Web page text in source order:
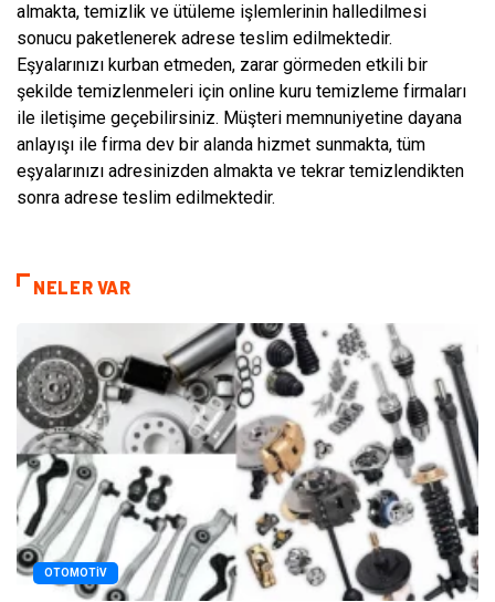
almakta, temizlik ve ütüleme işlemlerinin halledilmesi
sonucu paketlenerek adrese teslim edilmektedir.
Eşyalarınızı kurban etmeden, zarar görmeden etkili bir
şekilde temizlenmeleri için online kuru temizleme firmaları
ile iletişime geçebilirsiniz. Müşteri memnuniyetine dayana
anlayışı ile firma dev bir alanda hizmet sunmakta, tüm
eşyalarınızı adresinizden almakta ve tekrar temizlendikten
sonra adrese teslim edilmektedir.
NELER VAR
OTOMOTIV